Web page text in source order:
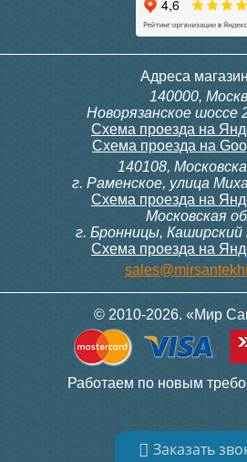
подвесная Style Line
Даллас Леон 120 Люкс
PLUS, серая
17 390
Тумба для комплекта Style
Line Даллас Леон 120 3
Line
Адреса
140000,
Новорязанское шоссе
Схема проезда на
Схема проезда на
140108,
г. Раменское, улица
Схема проезда на
Московская
г. Бронницы, Каширский
Схема проезда на
© 2010-2026. «Мир
Работаем по новым
Заказать